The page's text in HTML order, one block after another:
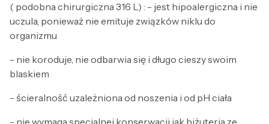
( podobna chirurgiczna 316 L) : - jest hipoalergiczna i nie
uczula, ponieważ nie emituje związków niklu do
organizmu
- nie koroduje, nie odbarwia się i długo cieszy swoim
blaskiem
- ścieralność uzależniona od noszenia i od pH ciała